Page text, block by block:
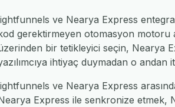
ve Nearya Express
gerektirmeyen otomasyon motoru
bir tetikleyici seçin, Nearya
ihtiyaç duymadan o
ve Nearya Express
Express ile senkronize etmek,